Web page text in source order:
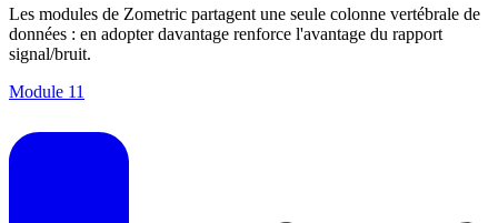
Les modules de Zometric partagent une seule colonne vertébrale de
données : en adopter davantage renforce l'avantage du rapport
signal/bruit.
Module 11